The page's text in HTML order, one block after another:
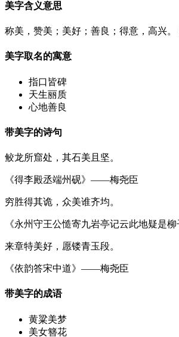
美字含义意思
称美，赞美；美好；善良；得意，高兴
美字取名的寓意
指口皆碑
天生丽质
心地善良
带美字的诗句
鲛龙所窟处，其石美且坚。
《得李殿丞端州砚》——梅尧臣
穷胜得其诡，众美谁齐均。
《永州守王公慥寄九岩亭记云此地疑是
来章特美好，愿镂青玉段。
《依韵答宋中道》——梅尧臣
带美字的成语
黄粱美梦
美女簪花